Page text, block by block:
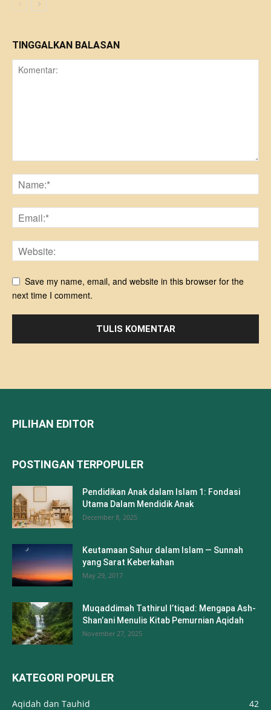
TINGGALKAN BALASAN
Save my name, email, and website in this browser for the
next time I comment.
PILIHAN EDITOR
POSTINGAN TERPOPULER
Pendidikan Anak dalam Islam 1: Fondasi
Utama Dalam Mendidik Anak
December 8, 2025
Keutamaan Sahur dalam Islam — Sunnah
yang Sarat Keberkahan
May 29, 2017
Muqaddimah Tathirul I’tiqad: Mengapa Ash-
Shan’ani Menulis Kitab Pemurnian Aqidah
November 27, 2025
KATEGORI POPULER
Aqidah dan Tauhid
42